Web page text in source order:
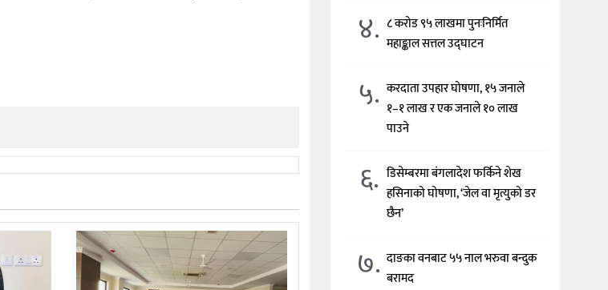
४. ८ करोड ९५ लाखमा पुनःनिर्मित
महाङ्काल सत्तल उद्घाटन
५. करदाता उपहार घोषणा, १५ जनाले
१–१ लाख र एक जनाले १० लाख
पाउने
६. डिसेम्बरमा बंगलादेश फर्किने शेख
हसिनाको घोषणा, ‘जेल वा मृत्युको डर
छैन’
७. दाङका वनबाट ५५ नाल भरुवा बन्दुक
बरामद